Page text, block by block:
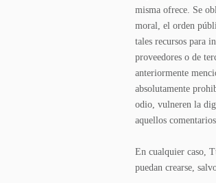
misma ofrece. Se
moral, el orden
tales recursos para
proveedores o de
anteriormente
absolutamente
odio, vulneren la
aquellos
En cualquier caso,
puedan crearse,